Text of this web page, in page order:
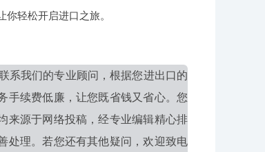
轻松开启进口之旅。
系我们的专业顾问，根据您进出口的
手续费低廉，让您既省钱又省心。您
来源于网络投稿，经专业编辑精心排
处理。若您还有其他疑问，欢迎致电